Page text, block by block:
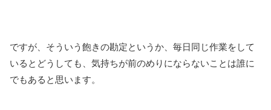
ですが、そういう飽きの勘定というか、毎日同じ作業をして
いるとどうしても、気持ちが前のめりにならないことは誰に
でもあると思います。